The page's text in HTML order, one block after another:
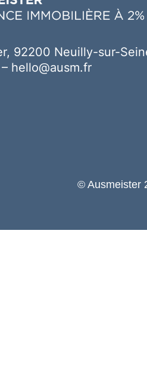
92200 Neuilly-sur-
– hello@ausm.fr
© Ausmeister